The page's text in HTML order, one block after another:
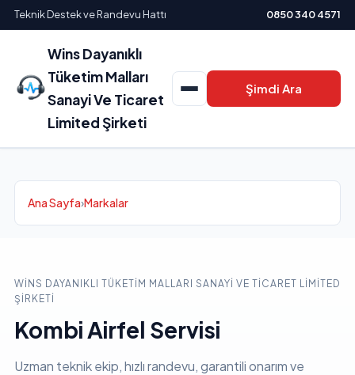
Teknik Destek ve Randevu Hattı 0850 340 4571
Wins Dayanıklı
Tüketim Malları
Sanayi Ve Ticaret
Limited Şirketi
Şimdi Ara
Ana Sayfa›Markalar
WINS DAYANIKLI TÜKETIM MALLARI SANAYI VE TICARET LIMITED
ŞIRKETI
Kombi Airfel Servisi
Uzman teknik ekip, hızlı randevu, garantili onarım ve